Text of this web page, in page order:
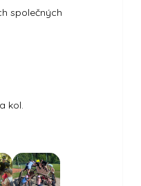
společných
kol.